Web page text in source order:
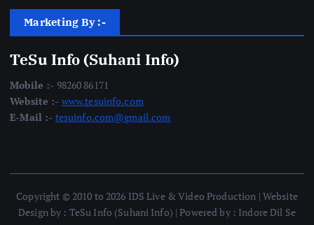
Marketing By :-
TeSu Info (Suhani Info)
Mobile :- 98260 86171
Website :- www.tesuinfo.com
E-Mail :- tesuinfo.com@gmail.com
Copyright © 2010 to 2026 IDS Live & Video Production | Website
Design by : TeSu Info (Suhani Info) | Powered by : Indore Dil Se